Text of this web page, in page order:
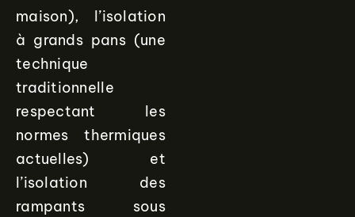
maison), l’isolation
à grands pans (une
technique
traditionnelle
respectant les
normes thermiques
actuelles) et
l’isolation des
rampants sous